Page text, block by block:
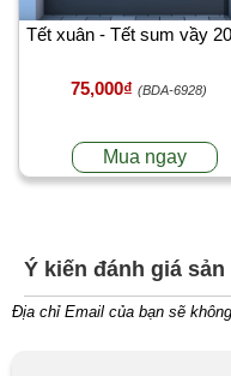
Tết xuân - Tết sum vầy
75,000₫ (BDA-6928)
Mua ngay
Ý kiến đánh giá sản
Địa chỉ Email của bạn sẽ